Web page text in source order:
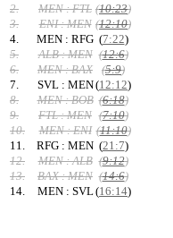
2.
MEN : FTL (10:23)
3.
ENI : MEN (12:10)
4.
MEN : RFG (7:22)
5.
ALB : MEN (12:6)
6.
MEN : BAX (5:9)
7.
SVL : MEN(12:12)
8.
MEN : BOB (6:18)
9.
FTL : MEN (7:10)
10.
MEN : ENI (11:10)
11.
RFG : MEN (21:7)
12.
MEN : ALB (9:12)
13.
BAX : MEN (14:6)
14.
MEN : SVL(16:14)